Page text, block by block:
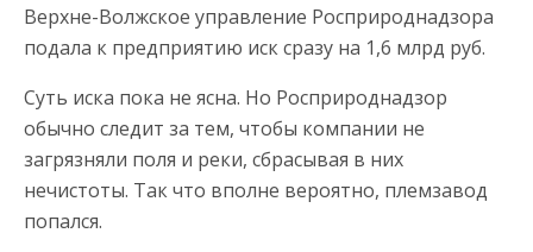
Верхне-Волжское управление Росприроднадзора
подала к предприятию иск сразу на 1,6 млрд руб.
Суть иска пока не ясна. Но Росприроднадзор
обычно следит за тем, чтобы компании не
загрязняли поля и реки, сбрасывая в них
нечистоты. Так что вполне вероятно, племзавод
попался.